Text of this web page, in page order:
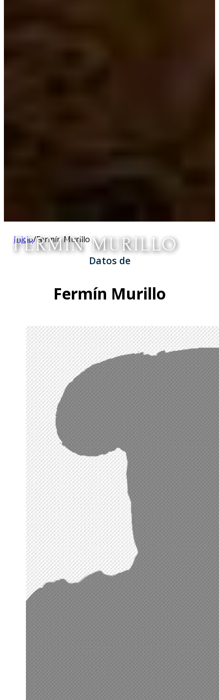
FERMÍN MURILLO
Inicio/Fermín Murillo
Datos de
Fermín Murillo